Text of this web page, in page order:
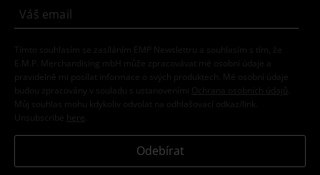
Tímto souhlasím se zasíláním EMP Newslettru a souhlasím s tím, že
E.M.P. Merchandising mbH může zpracovávat mé osobní údaje a
pravidelně mi posílat informace o svých produktech. Mé osobní údaje
budou zpracovány v souladu s ustanoveními
Ochrana osobních údajů
Můj souhlas mohu kdykoliv odvolat na odhlašovací odkaz/link.
Unsubscribe here
Odebírat